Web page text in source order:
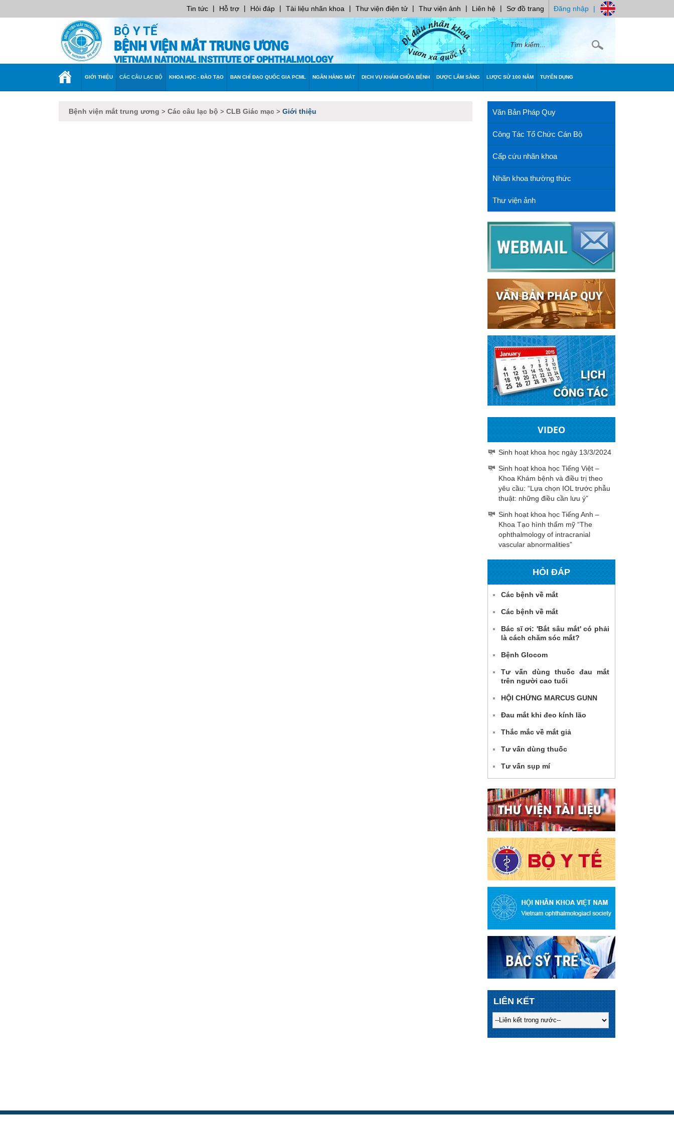
Tin tức | Hỗ trợ | Hỏi đáp | Tài liệu nhãn khoa | Thư viện điện tử | Thư viện ảnh | Liên hệ | Sơ đồ trang Đăng nhập |
BỘ Y TẾ
BỆNH VIỆN MẮT TRUNG ƯƠNG
VIETNAM NATIONAL INSTITUTE OF OPHTHALMOLOGY
TRANG GIỚI THIỆU CÁC CÂU LẠC BỘ KHOA HỌC - ĐÀO TẠO BAN CHỈ ĐẠO QUỐC GIA PCML NGÂN HÀNG MẮT DỊCH VỤ KHÁM CHỮA BỆNH DƯỢC LÂM SÀNG LƯỢC SỬ 100 NĂM TUYỂN DỤNG
Bệnh viện mắt trung ương > Các câu lạc bộ > CLB Giác mạc > Giới thiệu Văn Bản Pháp Quy
Công Tác Tổ Chức Cán Bộ
Cấp cứu nhãn khoa
Nhãn khoa thường thức
Thư viện ảnh
VIDEO
Sinh hoạt khoa học ngày 13/3/2024
Sinh hoạt khoa học Tiếng Việt –
Khoa Khám bệnh và điều trị theo
yêu cầu: “Lựa chọn IOL trước phẫu
thuật: những điều cần lưu ý”
Sinh hoạt khoa học Tiếng Anh –
Khoa Tạo hình thẩm mỹ “The
ophthalmology of intracranial
vascular abnormalities”
HỎI ĐÁP
Các bệnh về mắt
Các bệnh về mắt
Bác sĩ ơi: 'Bắt sâu mắt' có phải
là cách chăm sóc mắt?
Bệnh Glocom
Tư vấn dùng thuốc đau mắt
trên người cao tuổi
HỘI CHỨNG MARCUS GUNN
Đau mắt khi đeo kính lão
Thắc mắc về mắt giả
Tư vấn dùng thuốc
Tư vấn sụp mí
LIÊN KẾT